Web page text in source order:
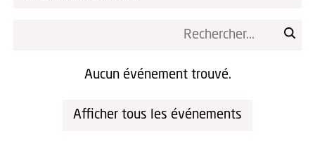
Aucun événement trouvé.
Afficher tous les événements